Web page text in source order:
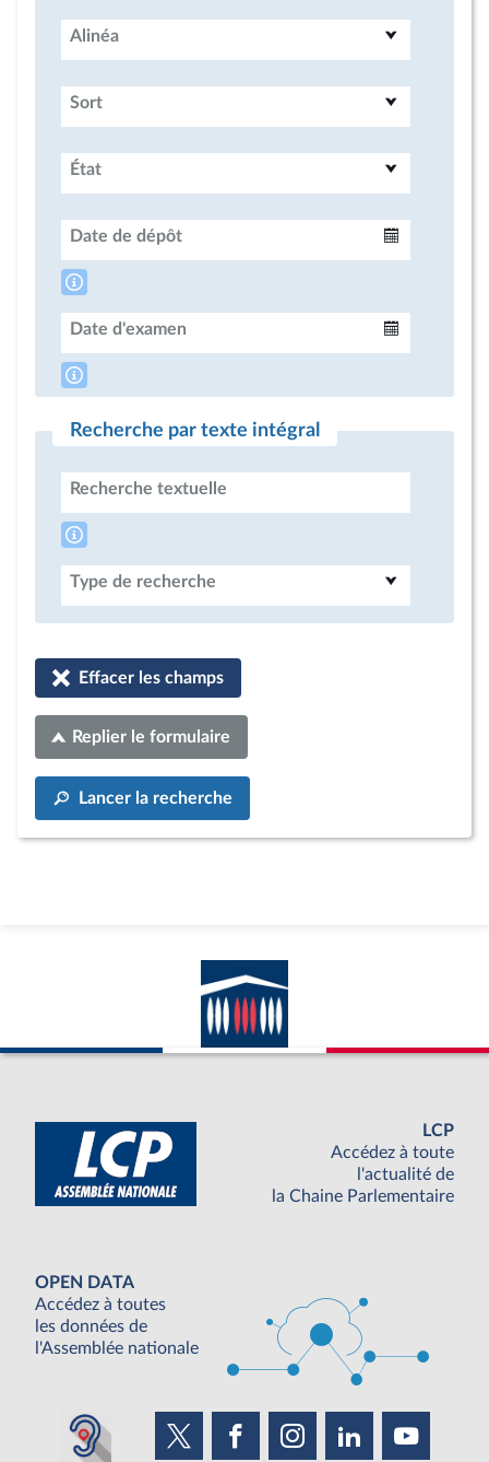
Alinéa
Sort
État
Date de dépôt
Date d'examen
Recherche par texte intégral
Recherche textuelle
Type de recherche
Effacer les champs
Replier le formulaire
Lancer la recherche
LCP
Accédez à toute
l'actualité de
la Chaine Parlementaire
OPEN DATA
Accédez à toutes
les données de
l'Assemblée nationale